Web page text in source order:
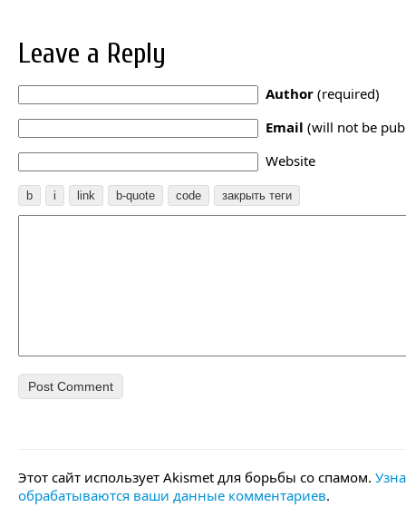
Leave a Reply
Author (required)
Email (will not be
Website
Этот сайт использует Akismet для борьбы со спамом.
обрабатываются ваши данные комментариев.